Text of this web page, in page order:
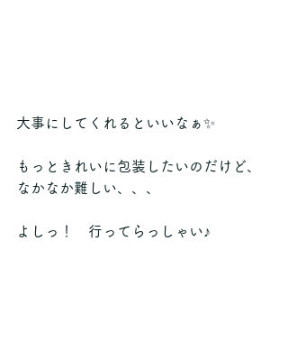
大事にしてくれるといいなぁ✨
もっときれいに包装したいのだけど、
なかなか難しい、、、
よしっ！　行ってらっしゃい♪